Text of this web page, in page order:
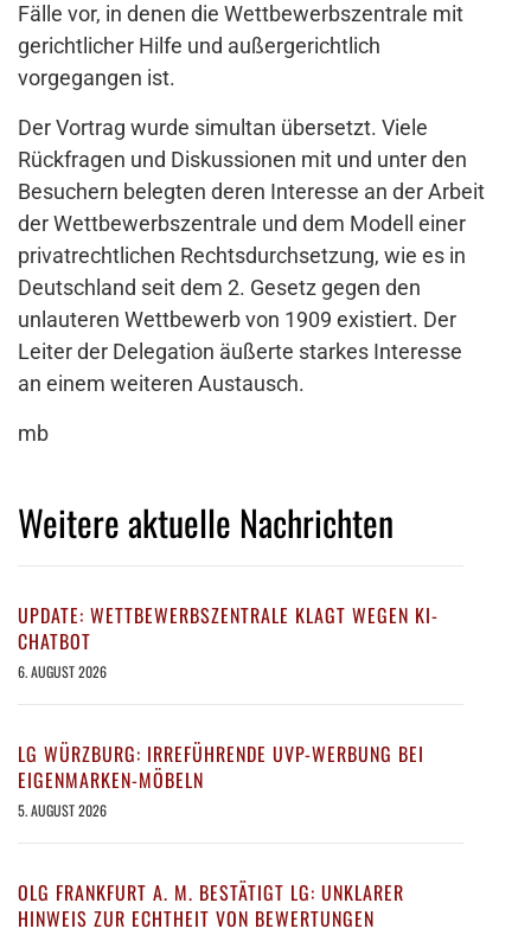
Fälle vor, in denen die Wettbewerbszentrale mit
gerichtlicher Hilfe und außergerichtlich
vorgegangen ist.
Der Vortrag wurde simultan übersetzt. Viele
Rückfragen und Diskussionen mit und unter den
Besuchern belegten deren Interesse an der Arbeit
der Wettbewerbszentrale und dem Modell einer
privatrechtlichen Rechtsdurchsetzung, wie es in
Deutschland seit dem 2. Gesetz gegen den
unlauteren Wettbewerb von 1909 existiert. Der
Leiter der Delegation äußerte starkes Interesse
an einem weiteren Austausch.
mb
Weitere aktuelle Nachrichten
UPDATE: WETTBEWERBSZENTRALE KLAGT WEGEN KI-
CHATBOT
6. AUGUST 2026
LG WÜRZBURG: IRREFÜHRENDE UVP-WERBUNG BEI
EIGENMARKEN-MÖBELN
5. AUGUST 2026
OLG FRANKFURT A. M. BESTÄTIGT LG: UNKLARER
HINWEIS ZUR ECHTHEIT VON BEWERTUNGEN